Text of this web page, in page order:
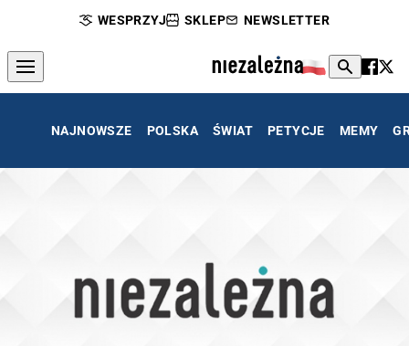
WESPRZYJ SKLEP NEWSLETTER
NAJNOWSZE POLSKA ŚWIAT PETYCJE MEMY